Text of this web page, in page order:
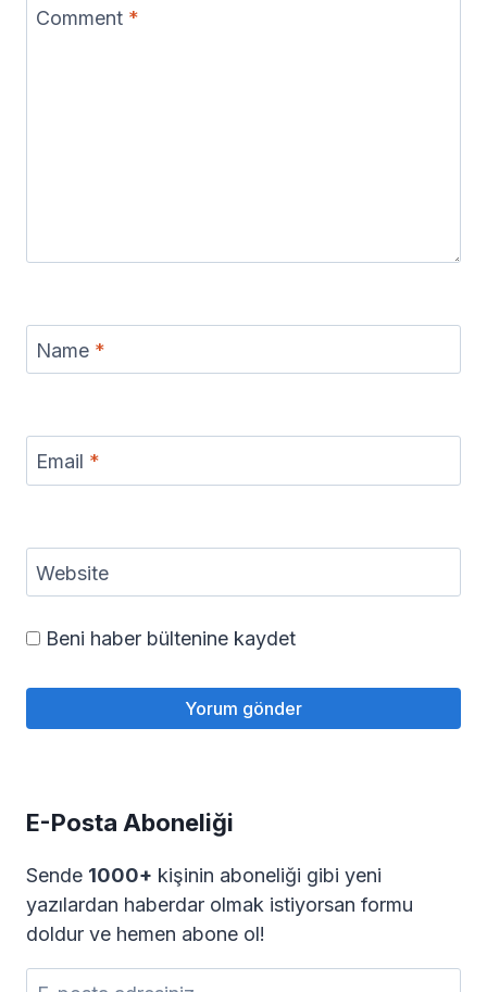
Comment *
Name *
Email *
Website
Beni haber bültenine kaydet
E-Posta Aboneliği
Sende 1000+ kişinin aboneliği gibi yeni
yazılardan haberdar olmak istiyorsan formu
doldur ve hemen abone ol!